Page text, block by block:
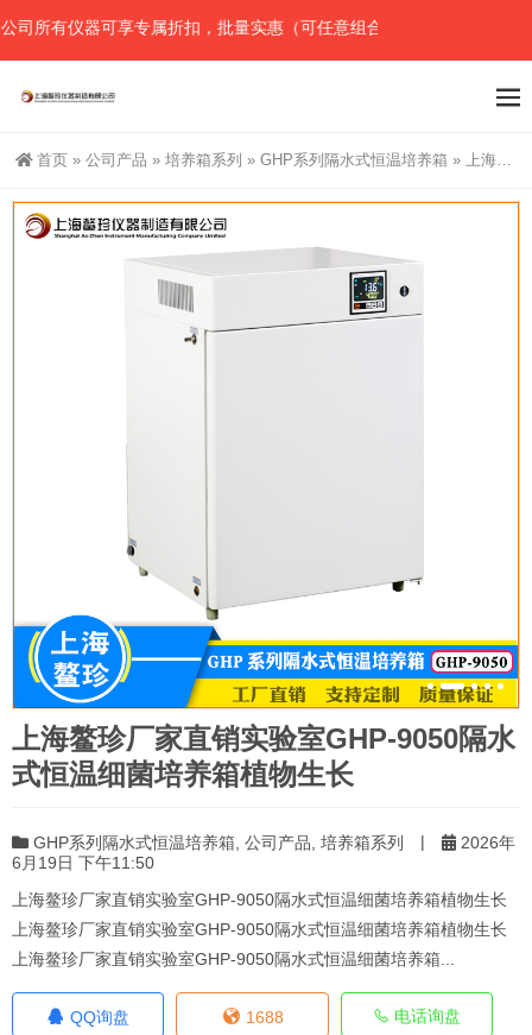
所有仪器可享专属折扣，批量实惠（可任意组合），详情请直接联系
首页 » 公司产品 » 培养箱系列 » GHP系列隔水式恒温培养箱 » 上海鳌珍厂家直销实验室GHP-9050隔水式恒温细菌培养箱植物生长
上海鳌珍厂家直销实验室GHP-9050隔水
式恒温细菌培养箱植物生长
GHP系列隔水式恒温培养箱 公司产品 培养箱系列 |
2026年
6月19日 下午11:50
上海鳌珍厂家直销实验室GHP-9050隔水式恒温细菌培养箱植物生长
上海鳌珍厂家直销实验室GHP-9050隔水式恒温细菌培养箱植物生长
上海鳌珍厂家直销实验室GHP-9050隔水式恒温细菌培养箱...
QQ询盘 1688 电话询盘